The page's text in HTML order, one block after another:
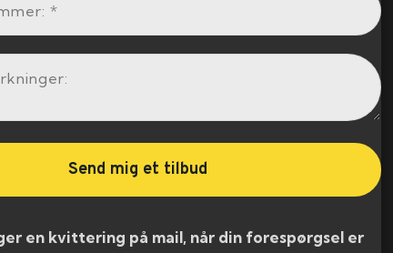
en kvittering på mail, når din forespørgsel er